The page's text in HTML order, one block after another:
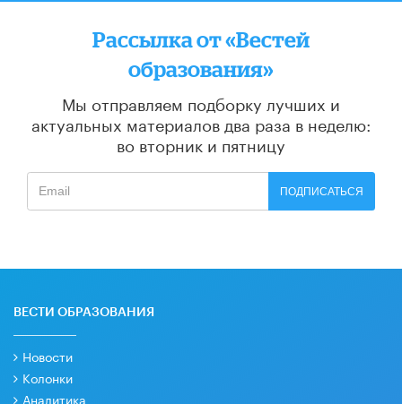
Рассылка от «Вестей
образования»
Мы отправляем подборку лучших и
актуальных материалов два раза в неделю:
во вторник и пятницу
ПОДПИСАТЬСЯ
ВЕСТИ ОБРАЗОВАНИЯ
Новости
Колонки
Аналитика